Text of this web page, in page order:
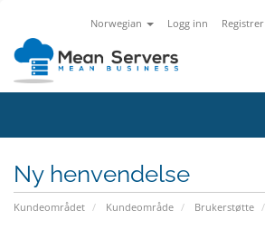
Norwegian Logg inn Registrer
Ny henvendelse
Kundeområdet Kundeområde Brukerstøtte